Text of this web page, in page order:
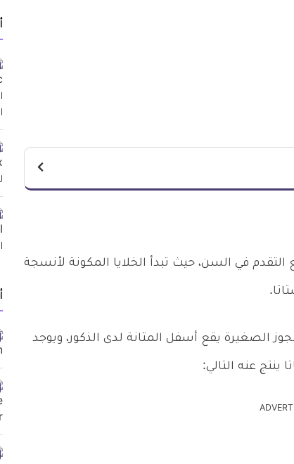
في السن، حيث تبدأ الخلايا المكونة لأنسجة
الصغيرة يقع أسفل المثانة لدى الذكور، ويوجد
ينتج عنه التالي: